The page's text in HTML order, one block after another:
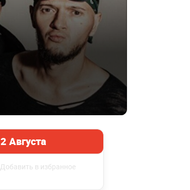
2 Августа
Добавить в избранное